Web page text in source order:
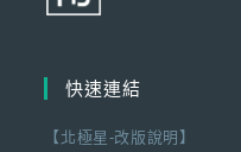
快速連結
【北極星-改版說明】